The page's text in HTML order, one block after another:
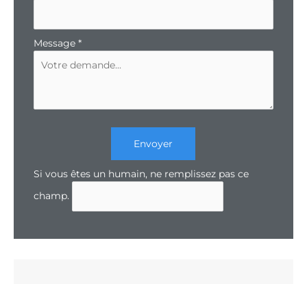
Message *
Envoyer
Si vous êtes un humain, ne remplissez pas ce
champ.